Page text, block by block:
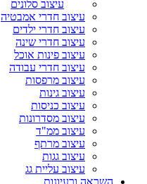
עיצוב סלונים
עיצוב חדרי אמבטיה
עיצוב חדרי ילדים
עיצוב חדרי שינה
עיצוב פינות אוכל
עיצוב חדרי עבודה
עיצוב מרפסות
עיצוב גינות
עיצוב כניסות
עיצוב מסדרונות
עיצוב ממ"ד
עיצוב מרתף
עיצוב גגות
עיצוב עליית גג
השראה ורעיונות